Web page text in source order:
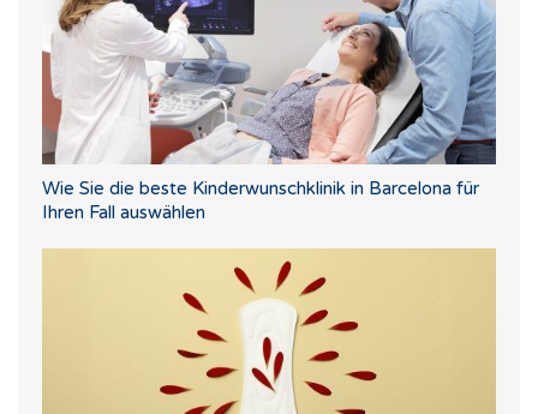
Wie Sie die beste Kinderwunschklinik in Barcelona für
Ihren Fall auswählen